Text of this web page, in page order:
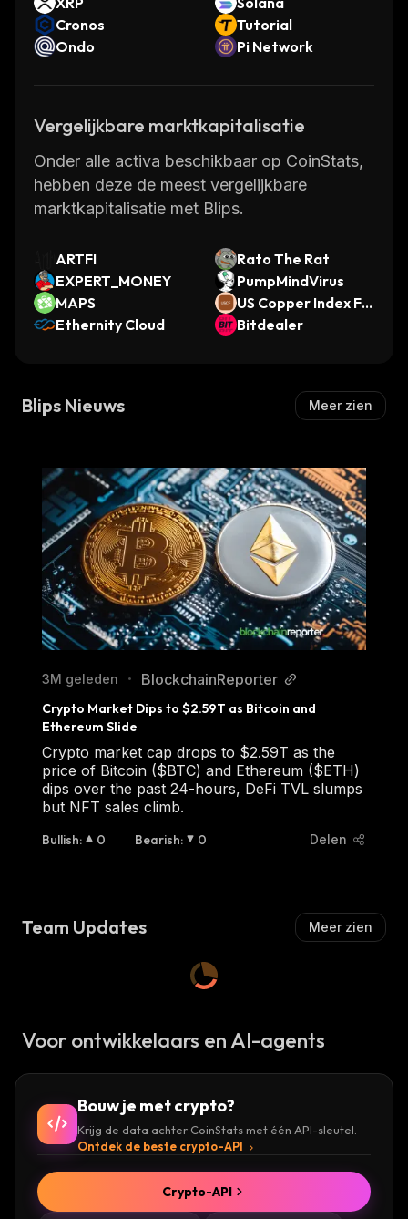
Cronos
Tutorial
Ondo
Pi Network
Vergelijkbare marktkapitalisatie
Onder alle activa beschikbaar op CoinStats,
hebben deze de meest vergelijkbare
marktkapitalisatie met Blips.
ARTFI
Rato The Rat
EXPERT_MONEY
PumpMindVirus
MAPS
US Copper Index Fu
nd (Ondo Tokenize
Ethernity Cloud Bitdealer
Blips Nieuws Meer zien
3M geleden • BlockchainReporter
Crypto Market Dips to $2.59T as Bitcoin and
Ethereum Slide
Crypto market cap drops to $2.59T as the
price of Bitcoin ($BTC) and Ethereum ($ETH)
dips over the past 24-hours, DeFi TVL slumps
but NFT sales climb.
Bullish: 0 Bearish: 0 Delen
Team Updates Meer zien
Voor ontwikkelaars en AI-agents
Bouw je met crypto?
Krijg de data achter CoinStats met één API-sleutel.
Ontdek de beste crypto-API
Crypto-API